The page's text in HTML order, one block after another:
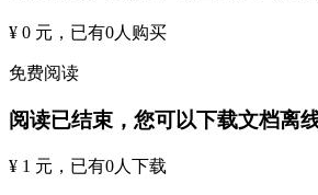
¥ 0 元 ，已有0人购买
免费阅读
阅读已结束，您可以下载文档离
¥ 1 元 ，已有0人下载